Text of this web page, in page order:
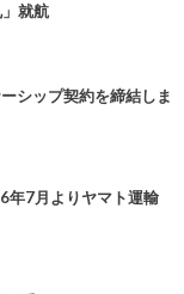
就航
シップ契約を締結しま
年7月よりヤマト運輸